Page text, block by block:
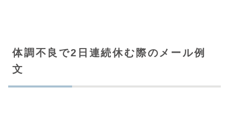
体調不良で2日連続休む際のメール例
文